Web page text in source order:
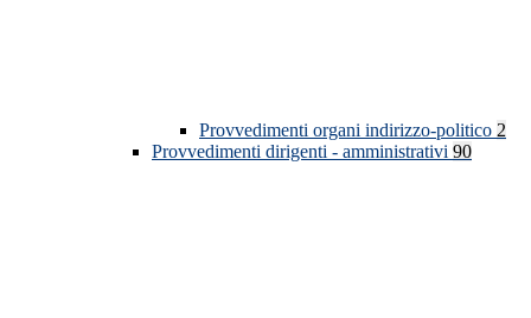
Provvedimenti organi indirizzo-politico 2
Provvedimenti dirigenti - amministrativi 90